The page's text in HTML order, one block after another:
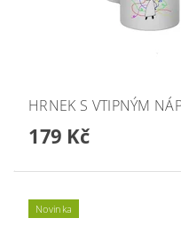
HRNEK S VTIPNÝM
179 Kč
Novinka